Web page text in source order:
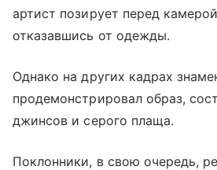
артист позирует перед
отказавшись от одежды.
Однако на других кадрах
продемонстрировал образ,
джинсов и серого плаща.
Поклонники, в свою очередь,